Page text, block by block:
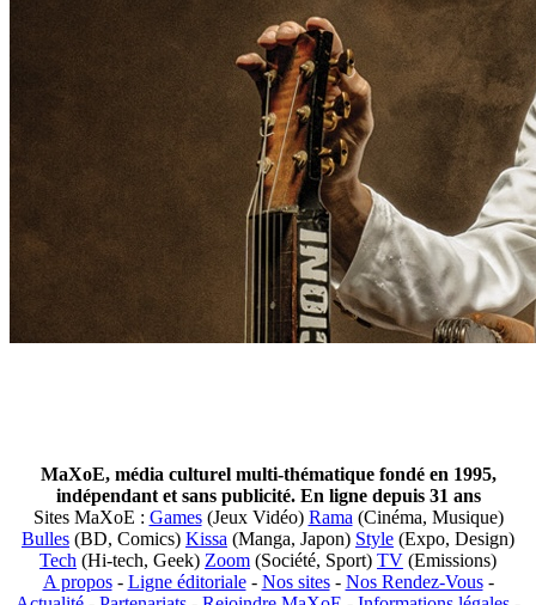
MaXoE, média culturel multi-thématique fondé en 1995,
indépendant et sans publicité. En ligne depuis 31 ans
Sites MaXoE : Games(Jeux Vidéo) Rama (Cinéma, Musique)
Bulles (BD, Comics) Kissa (Manga, Japon) Style (Expo, Design)
Tech (Hi-tech, Geek) Zoom (Société, Sport) TV (Emissions)
A propos- Ligne éditoriale- Nos sites- Nos Rendez-Vous-